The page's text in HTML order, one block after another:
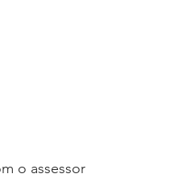
o assessor